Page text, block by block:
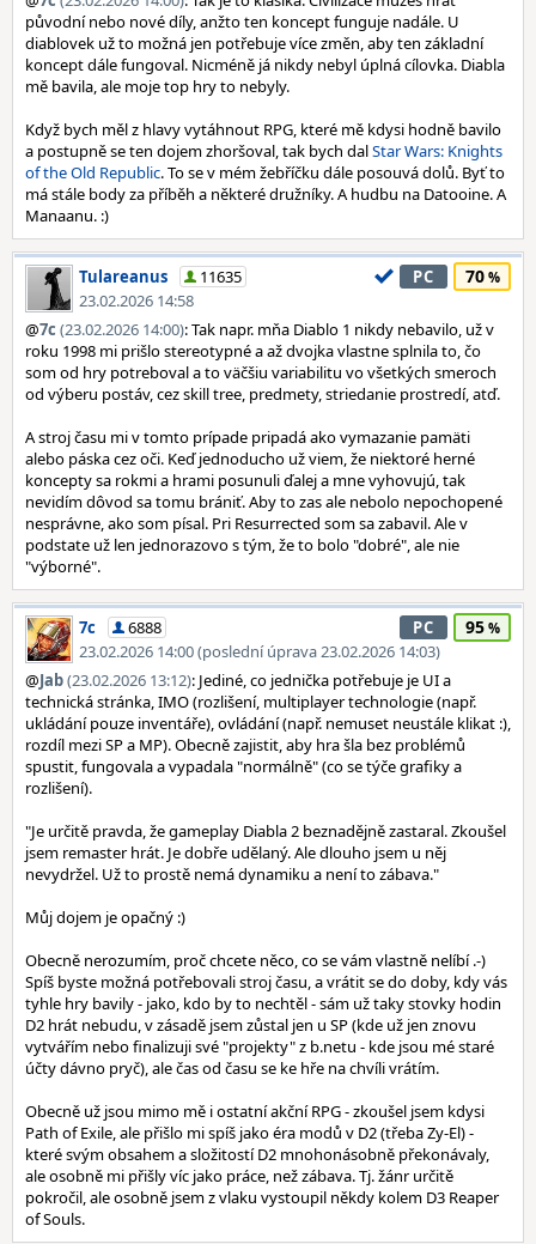
původní nebo nové díly, anžto ten koncept funguje nadále. U
diablovek už to možná jen potřebuje více změn, aby ten základní
koncept dále fungoval. Nicméně já nikdy nebyl úplná cílovka. Diabla
mě bavila, ale moje top hry to nebyly.
Když bych měl z hlavy vytáhnout RPG, které mě kdysi hodně bavilo
a postupně se ten dojem zhoršoval, tak bych dalStar Wars: Knights
of the Old Republic. To se v mém žebříčku dále posouvá dolů. Byť to
má stále body za příběh a některé družníky. A hudbu na Datooine. A
Manaanu. :)
Tulareanus
11635
23.02.2026 14:58
PC 70
@7c (23.02.2026 14:00): Tak napr. mňa Diablo 1 nikdy nebavilo, už v
roku 1998 mi prišlo stereotypné a až dvojka vlastne splnila to, čo
som od hry potreboval a to väčšiu variabilitu vo všetkých smeroch
od výberu postáv, cez skill tree, predmety, striedanie prostredí, atď.
A stroj času mi v tomto prípade pripadá ako vymazanie pamäti
alebo páska cez oči. Keď jednoducho už viem, že niektoré herné
koncepty sa rokmi a hrami posunuli ďalej a mne vyhovujú, tak
nevidím dôvod sa tomu brániť. Aby to zas ale nebolo nepochopené
nesprávne, ako som písal. Pri Resurrected som sa zabavil. Ale v
podstate už len jednorazovo s tým, že to bolo "dobré", ale nie
"výborné".
7c
6888
23.02.2026 14:00 (poslední úprava 23.02.2026 14:03)
PC 95
@Jab(23.02.2026 13:12): Jediné, co jednička potřebuje je UI a
technická stránka, IMO (rozlišení, multiplayer technologie (např.
ukládání pouze inventáře), ovládání (např. nemuset neustále klikat :),
rozdíl mezi SP a MP). Obecně zajistit, aby hra šla bez problémů
spustit, fungovala a vypadala "normálně" (co se týče grafiky a
rozlišení).
"Je určitě pravda, že gameplay Diabla 2 beznadějně zastaral. Zkoušel
jsem remaster hrát. Je dobře udělaný. Ale dlouho jsem u něj
nevydržel. Už to prostě nemá dynamiku a není to zábava."
Můj dojem je opačný :)
Obecně nerozumím, proč chcete něco, co se vám vlastně nelíbí .-)
Spíš byste možná potřebovali stroj času, a vrátit se do doby, kdy vás
tyhle hry bavily - jako, kdo by to nechtěl - sám už taky stovky hodin
D2 hrát nebudu, v zásadě jsem zůstal jen u SP (kde už jen znovu
vytvářím nebo finalizuji své "projekty" z b.netu - kde jsou mé staré
účty dávno pryč), ale čas od času se ke hře na chvíli vrátím.
Obecně už jsou mimo mě i ostatní akční RPG - zkoušel jsem kdysi
Path of Exile, ale přišlo mi spíš jako éra modů v D2 (třeba Zy-El) -
které svým obsahem a složitostí D2 mnohonásobně překonávaly,
ale osobně mi přišly víc jako práce, než zábava. Tj. žánr určitě
pokročil, ale osobně jsem z vlaku vystoupil někdy kolem D3 Reaper
of Souls.